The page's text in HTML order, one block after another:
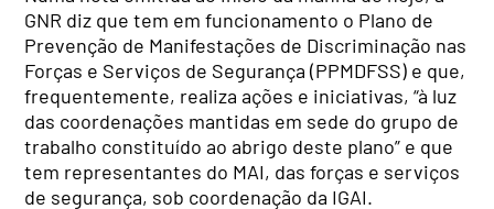
GNR diz que tem em funcionamento o Plano de
Prevenção de Manifestações de Discriminação nas
Forças e Serviços de Segurança (PPMDFSS) e que,
frequentemente, realiza ações e iniciativas, “à luz
das coordenações mantidas em sede do grupo de
trabalho constituído ao abrigo deste plano” e que
tem representantes do MAI, das forças e serviços
de segurança, sob coordenação da IGAI.